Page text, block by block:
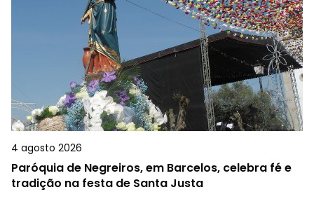
4 agosto 2026
Paróquia de Negreiros, em Barcelos, celebra fé e
tradição na festa de Santa Justa